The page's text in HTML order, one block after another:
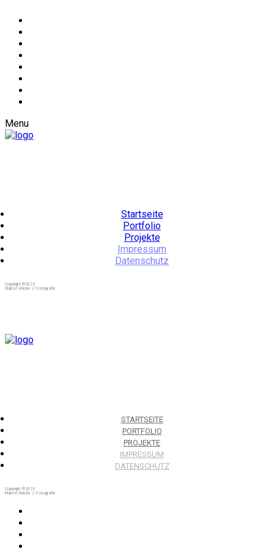
Menu
Startseite
Portfolio
Projekte
Impressum
Datenschutz
Copyright ©2023
Marcel Wricke // Fotografie
STARTSEITE
PORTFOLIO
PROJEKTE
IMPRESSUM
DATENSCHUTZ
Copyright ©2023
Marcel Wricke // Fotografie